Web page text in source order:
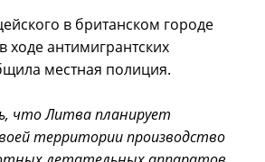
в британском городе
ходе антимигрантских
местная полиция.
что Литва планирует
территории производство